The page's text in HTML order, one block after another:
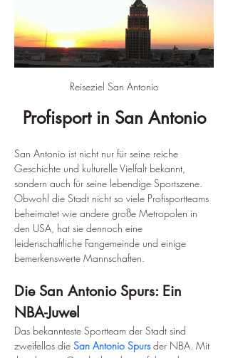
Reiseziel San Antonio
Profisport in San Antonio
San Antonio ist nicht nur für seine reiche
Geschichte und kulturelle Vielfalt bekannt,
sondern auch für seine lebendige Sportszene.
Obwohl die Stadt nicht so viele Profisportteams
beheimatet wie andere große Metropolen in
den USA, hat sie dennoch eine
leidenschaftliche Fangemeinde und einige
bemerkenswerte Mannschaften.
Die San Antonio Spurs: Ein
NBA-Juwel
Das bekannteste Sportteam der Stadt sind
zweifellos die San Antonio Spurs der NBA. Mit